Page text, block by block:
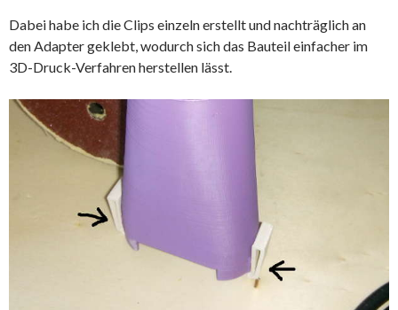
Dabei habe ich die Clips einzeln erstellt und nachträglich an
den Adapter geklebt, wodurch sich das Bauteil einfacher im
3D-Druck-Verfahren herstellen lässt.